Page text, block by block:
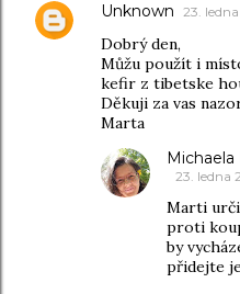
Unknown 23.
Dobrý den,
Můžu použít i
kefir z tibetske
Děkuji za vas
Marta
23. ledna
Marti
proti
by
přidejte